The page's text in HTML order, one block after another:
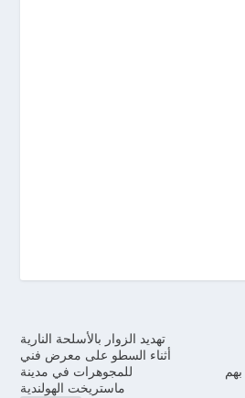
تهديد الزوار بالأسلحة النارية
أثناء السطو على معرض فني
للمجوهرات في مدينة
ماستريخت الهولندية